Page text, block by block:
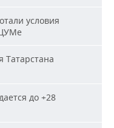
условия
Татарстана
до +28